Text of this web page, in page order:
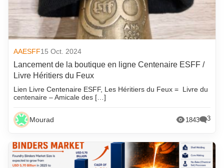
AAESFF15 Oct. 2024
Lancement de la boutique en ligne Centenaire ESFF /
Livre Héritiers du Feux
Lien Livre Centenaire ESFF, Les Héritiers du Feux = Livre du
centenaire – Amicale des […]
Mourad 1843 3